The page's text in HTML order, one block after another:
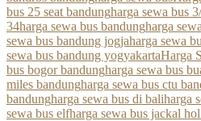
bus 25 seat bandungharga sewa bus
34harga sewa bus bandungharga
sewa bus bandung jogjaharga sewa
sewa bus bandung yogyakartaHarga
bus bogor bandungharga sewa bus
miles bandungharga sewa bus ctu
bandungharga sewa bus di baliharga
sewa bus elfharga sewa bus jackal